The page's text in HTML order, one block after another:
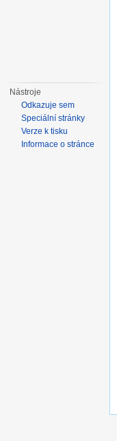
Nástroje
Odkazuje sem
Speciální stránky
Verze k tisku
Informace o stránce